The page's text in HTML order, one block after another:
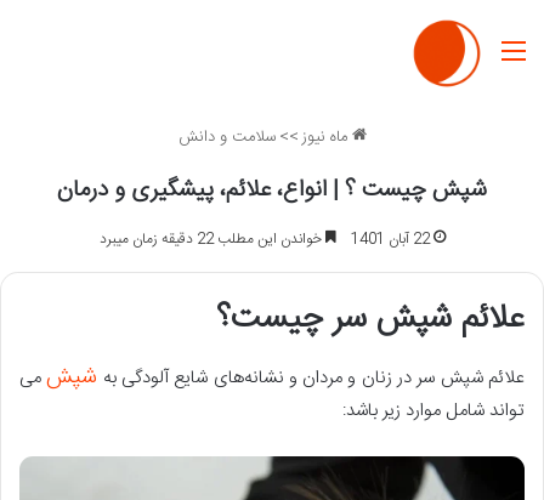
منو
ماه نیوز>> سلامت و دانش
شپش چیست ؟ | انواع، علائم، پیشگیری و درمان
22 آبان 1401 خواندن این مطلب 22 دقیقه زمان میبرد
علائم شپش سر چیست؟
علائم شپش سر در زنان و مردان و نشانه‌های شایع آلودگی به شپشمی
‌تواند شامل موارد زیر باشد: